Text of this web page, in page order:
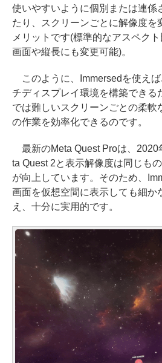
使いやすいように個別または連係
たり、スクリーンごとに解像度を
メリットです(標準的なアスペク
画面や縦長にも変更可能)。
このように、Immersedを使え
チディスプレイ環境を構築できる
では難しいスクリーンごとの柔軟
の作業を効率化できるのです。
最新のMeta Quest Proは、2020
ta Quest 2と表示解像度は同じも
が向上しています。そのため、
画面を仮想空間に表示しても細か
え、十分に実用的です。